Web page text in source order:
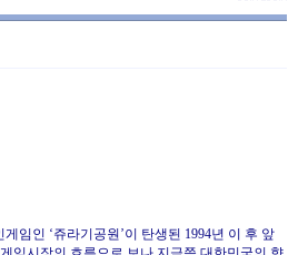
임인 ‘쥬라기공원’이 탄생된 1994년 이 후 앞